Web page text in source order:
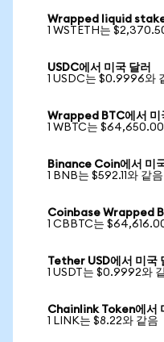
Wrapped liquid
1 WSTETH는
USDC에서 미국 달러
1 USDC는 $0.9996와
Wrapped BTC에서 미
1 WBTC는
Binance Coin에서 미
1 BNB는 $592.11와 같음
Coinbase Wrapped
1 CBBTC는
Tether USD에서 미국
1 USDT는 $0.9992와
Chainlink Token에서
1 LINK는 $8.22와 같음